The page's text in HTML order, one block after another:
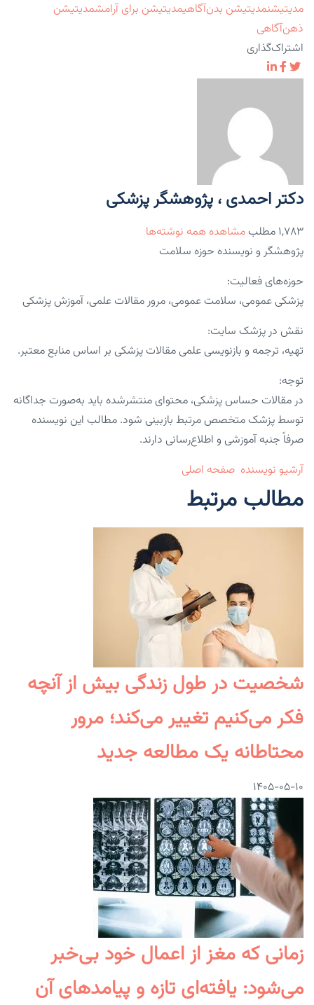
مدیتیشنمدیتیشن بدن‌آگاهیمدیتیشن برای آرامشمدیتیشن
ذهن‌آگاهی
اشتراک‌گذاری
دکتر احمدی ، پژوهشگر پزشکی
۱,۷۸۳ مطلب
مشاهده همه نوشته‌ها
پژوهشگر و نویسنده حوزه سلامت
حوزه‌های فعالیت:
پزشکی عمومی، سلامت عمومی، مرور مقالات علمی، آموزش پزشکی
نقش در پزشک سایت:
تهیه، ترجمه و بازنویسی علمی مقالات پزشکی بر اساس منابع معتبر.
توجه:
در مقالات حساس پزشکی، محتوای منتشرشده باید به‌صورت جداگانه
توسط پزشک متخصص مرتبط بازبینی شود. مطالب این نویسنده
صرفاً جنبه آموزشی و اطلاع‌رسانی دارند.
آرشیو نویسنده صفحه اصلی
مطالب مرتبط
شخصیت در طول زندگی بیش از آنچه
فکر می‌کنیم تغییر می‌کند؛ مرور
محتاطانه یک مطالعه جدید
۱۴۰۵-۰۵-۱۰
زمانی که مغز از اعمال خود بی‌خبر
می‌شود: یافته‌ای تازه و پیامدهای آن